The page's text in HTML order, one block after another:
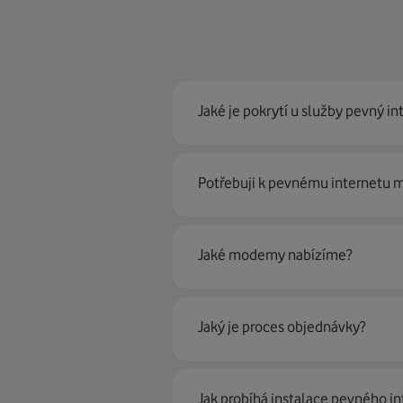
Jaké je pokrytí u služby pevný
Pevný internet můžeme
Potřebuji k pevnému internetu
Ano, potřebujete. Rádi vám ho
poradí naši proškolení prodejci
Jaké modemy nabízíme?
Jaký je proces objednávky?
Krok jedna je určitě ověření
Jak probíhá instalace pevného